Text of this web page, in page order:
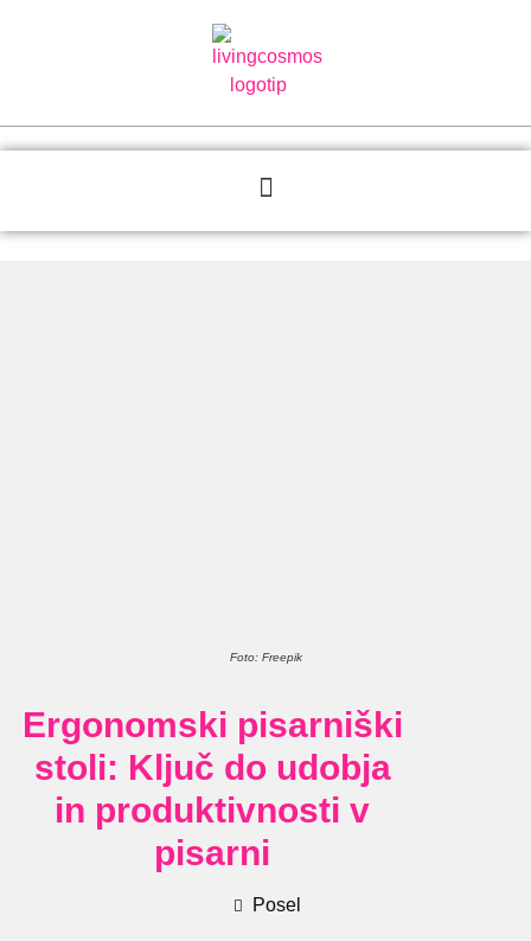
Ergonomski pisarniški
stoli: Ključ do udobja
in produktivnosti v
pisarni
Posel
Foto: Freepik